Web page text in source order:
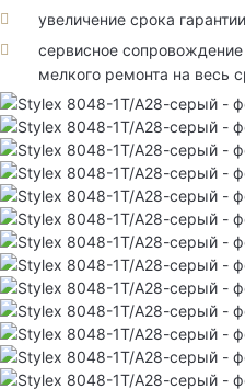
увеличение срока
сервисное
мелкого ремонта на весь